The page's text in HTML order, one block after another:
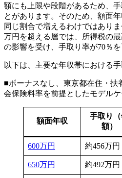
額にも上限や段階があるため、
とがあります。そのため、額面
同じ割合で増えるわけではあり
万円を超える層では、所得税の
の影響を受け、手取り率が70％
以下は、主要な年収帯における手
■ボーナスなし、東京都在住・扶
会保険料率を前提としたモデルケ
額面年収
手取り
額）
600万円 約456万円
650万円 約492万円